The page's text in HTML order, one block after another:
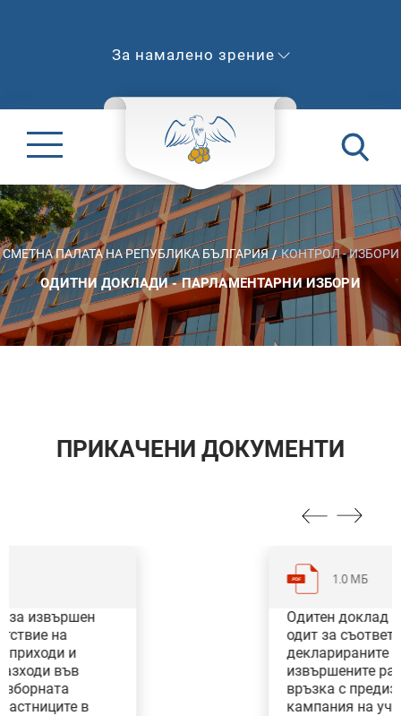
За намалено зрение
СМЕТНА ПАЛАТА НА РЕПУБЛИКА БЪЛГАРИЯ КОНТРОЛ - ИЗБОРИ
ОДИТНИ ДОКЛАДИ - ПАРЛАМЕНТАРНИ ИЗБОРИ
ПРИКАЧЕНИ ДОКУМЕНТИ
Категория: Партии и избори
Одитен доклад за извършен
одит за съответствие на
декларираните приходи и
извършените разходи във
връзка с предизборната
кампания на участниците в